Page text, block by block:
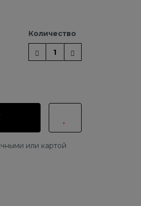
Количество
или картой